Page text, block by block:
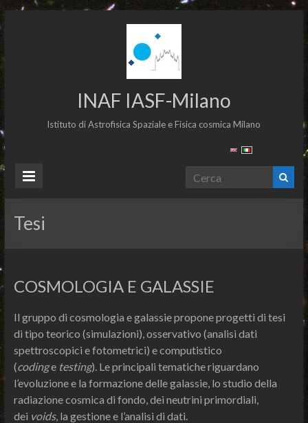
INAF IASF-Milano
Istituto di Astrofisica Spaziale e Fisica cosmica Milano
Tesi
COSMOLOGIA E GALASSIE
Il gruppo di cosmologia e galassie propone progetti di tesi
di tipo teorico (simulazioni), osservativo (analisi dati
spettroscopici e fotometrici) e computistico
(codinge testing). Le principali tematiche riguardano
l’evoluzione e la formazione delle galassie, lo studio della
radiazione cosmica di fondo, dei neutrini primordiali,
dei voids, la gestione e l’analisi di dati.